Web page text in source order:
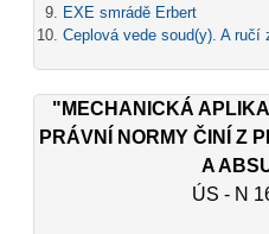
EXE smrádě Erbert
Ceplová vede soud(y). A ručí
"MECHANICKÁ
PRÁVNÍ NORMY ČINÍ Z
A
ÚS - N